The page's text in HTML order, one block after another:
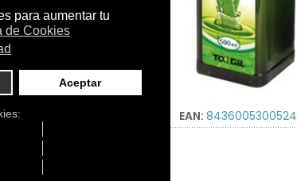
Tamaño: EAN: 8436005300524